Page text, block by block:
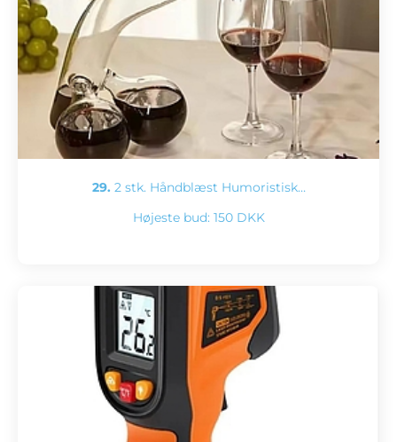
29. 2 stk. Håndblæst Humoristisk…
Højeste bud: 150 DKK